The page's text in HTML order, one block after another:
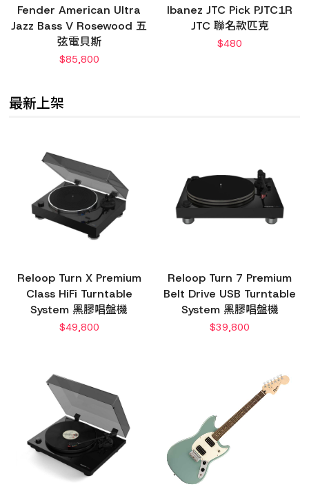
Fender American Ultra
Jazz Bass V Rosewood 五
弦電貝斯
$85,800
Ibanez JTC Pick PJTC1R
JTC 聯名款匹克
$480
最新上架
Reloop Turn X Premium
Class HiFi Turntable
System 黑膠唱盤機
$49,800
Reloop Turn 7 Premium
Belt Drive USB Turntable
System 黑膠唱盤機
$39,800